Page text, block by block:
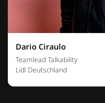
Dario Ciraulo
Teamlead Talkability
Lidl Deutschland